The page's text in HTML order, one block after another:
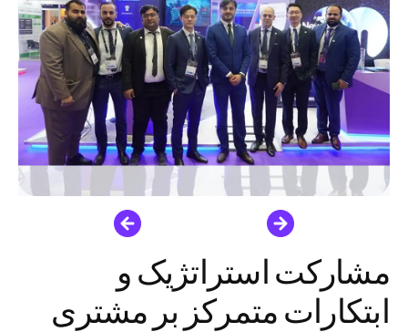
مشارکت استراتژیک و
ابتکارات متمرکز بر مشتری